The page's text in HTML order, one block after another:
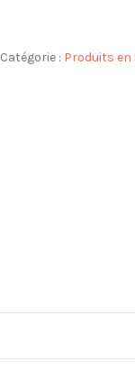
Catégorie : Produits en